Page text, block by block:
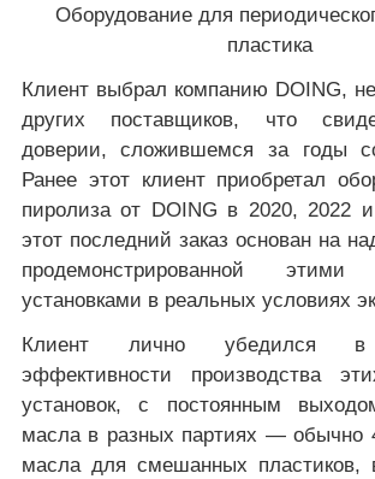
Оборудование для
пластика
Клиент выбрал компанию DOING,
других поставщиков, что
доверии, сложившемся за годы
Ранее этот клиент приобретал
пиролиза от DOING в 2020, 2022
этот последний заказ основан на
продемонстрированной этими
установками в реальных условиях
Клиент лично убедился в
эффективности производства
установок, с постоянным
масла в разных партиях — обычно
масла для смешанных пластиков,